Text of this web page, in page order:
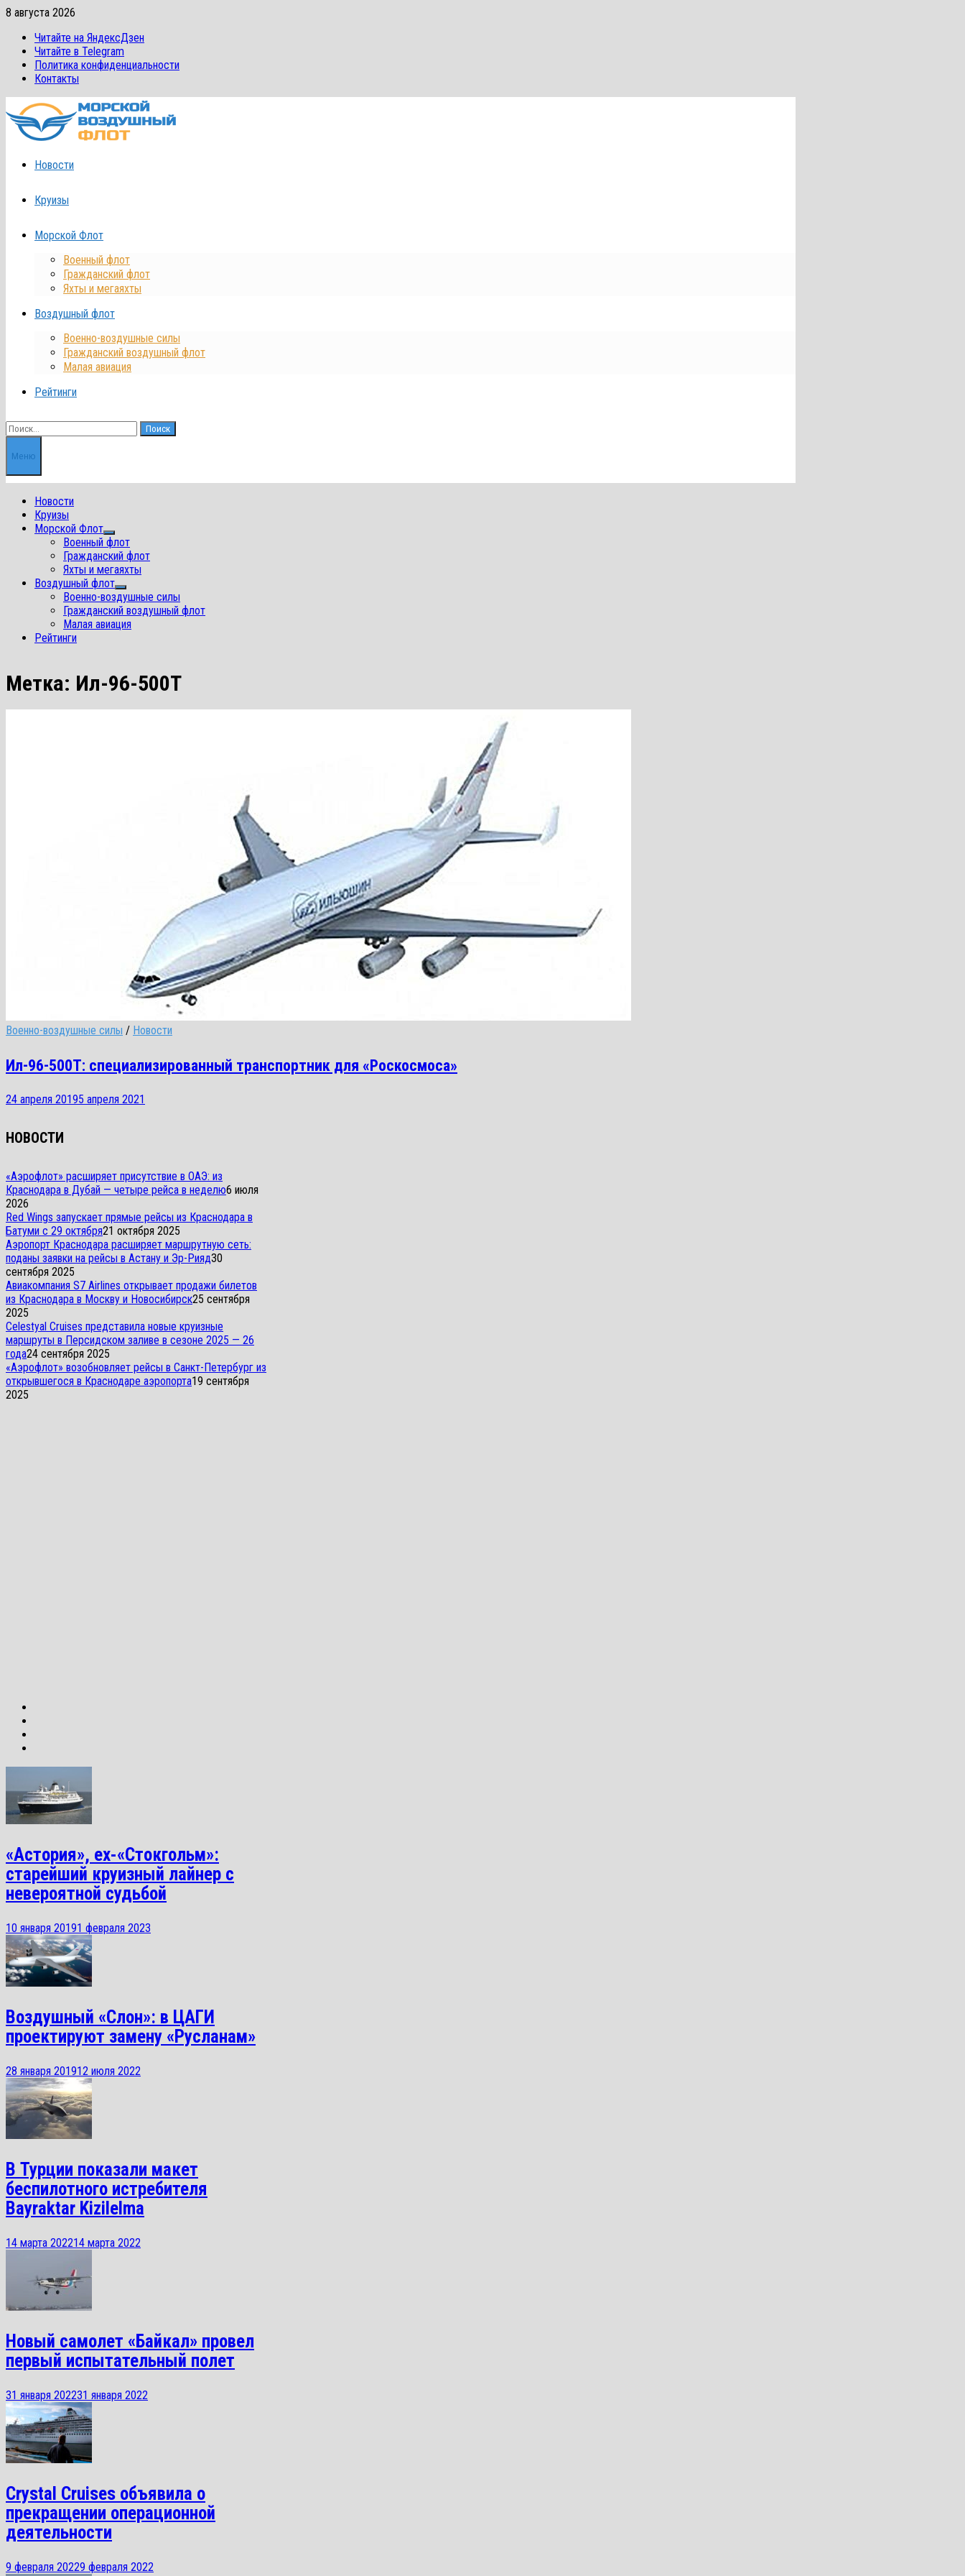
Перейти
содержимому
8 августа 2026
Читайте на ЯндексДзен
Читайте в Telegram
Политика конфиденциальности
Контакты
Новости
Круизы
Морской Флот
Военный флот
Гражданский флот
Яхты и мегаяхты
Воздушный флот
Военно-воздушные силы
Гражданский воздушный флот
Малая авиация
Рейтинги
Найти:
Меню
Новости
Круизы
Морской Флот
Показать
подменю
Военный флот
Гражданский флот
Яхты и мегаяхты
Воздушный флот
Показать
подменю
Военно-воздушные силы
Гражданский воздушный флот
Малая авиация
Рейтинги
Метка: Ил-96-500Т
Военно-воздушные силы / Новости
Ил-96-500Т: специализированный транспортник для «Роскосмоса»
24 апреля 20195 апреля 2021
НОВОСТИ
«Аэрофлот» расширяет присутствие в ОАЭ: из
Краснодара в Дубай — четыре рейса в неделю6 июля
2026
Red Wings запускает прямые рейсы из Краснодара в
Батуми с 29 октября21 октября 2025
Аэропорт Краснодара расширяет маршрутную сеть:
поданы заявки на рейсы в Астану и Эр-Рияд30
сентября 2025
Авиакомпания S7 Airlines открывает продажи билетов
из Краснодара в Москву и Новосибирск25 сентября
2025
Celestyal Cruises представила новые круизные
маршруты в Персидском заливе в сезоне 2025 — 26
года24 сентября 2025
«Аэрофлот» возобновляет рейсы в Санкт-Петербург из
открывшегося в Краснодаре аэропорта19 сентября
2025
«Астория», ex-«Стокгольм»:
старейший круизный лайнер с
невероятной судьбой
10 января 20191 февраля 2023
Воздушный «Слон»: в ЦАГИ
проектируют замену «Русланам»
28 января 201912 июля 2022
В Турции показали макет
беспилотного истребителя
Bayraktar Kizilelma
14 марта 202214 марта 2022
Новый самолет «Байкал» провел
первый испытательный полет
31 января 202231 января 2022
Crystal Cruises объявила о
прекращении операционной
деятельности
9 февраля 20229 февраля 2022